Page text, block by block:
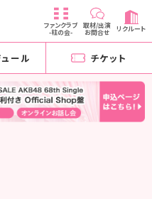
ファンクラブ
-柱の会-
取材/出演
お問合せ リクルート
ール チケット